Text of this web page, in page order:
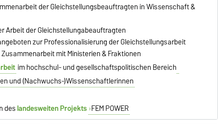
der Gleichstellungsbeauftragten in Wissenschaft &
Arbeit der Gleichstellungabeauftragten
zur Professionalisierung der Gleichstellungsarbeit
mit Ministerien & Fraktionen
im hochschul- und gesellschaftspolitischen Bereich
und (Nachwuchs-)Wissenschaftlerinnen
deslandesweiten Projekts FEM POWER